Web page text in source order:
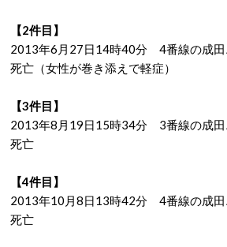
【2件目】
2013年6月27日14時40分 4番線の成田
死亡（女性が巻き添えで軽症）
【3件目】
2013年8月19日15時34分 3番線の成田
死亡
【4件目】
2013年10月8日13時42分 4番線の成田
死亡